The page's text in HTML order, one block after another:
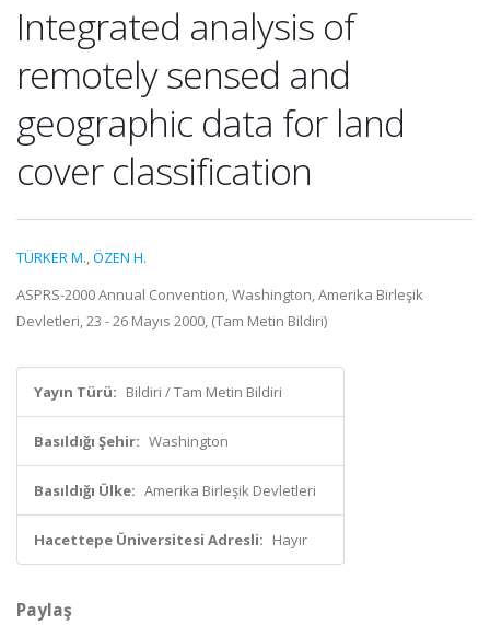
Integrated analysis of
remotely sensed and
geographic data for land
cover classification
TÜRKER M.,ÖZEN H.
ASPRS-2000 Annual Convention, Washington, Amerika Birleşik
Devletleri, 23 - 26 Mayıs 2000, (Tam Metin Bildiri)
Yayın Türü: Bildiri / Tam Metin Bildiri
Basıldığı Şehir: Washington
Basıldığı Ülke: Amerika Birleşik Devletleri
Hacettepe Üniversitesi Adresli: Hayır
Paylaş